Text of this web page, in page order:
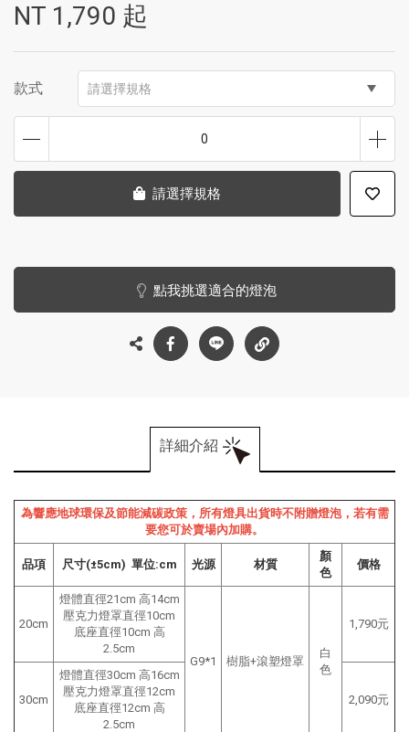
NT 1,790 起
款式 請選擇規格
0
請選擇規格
點我挑選適合的燈泡
詳細介紹
為響應地球環保及節能減碳政策，所有燈具出貨時不附贈燈泡，若有需
要您可於賣場內加購。
品項 尺寸(±5cm) 單位:cm 光源 材質
顏
色
價格
20cm
燈體直徑21cm 高14cm
壓克力燈罩直徑10cm
底座直徑10cm 高
2.5cm
G9*1
樹脂+滾塑燈罩
白
色
1,790元
30cm
燈體直徑30cm 高16cm
壓克力燈罩直徑12cm
底座直徑12cm 高
2.5cm
2,090元